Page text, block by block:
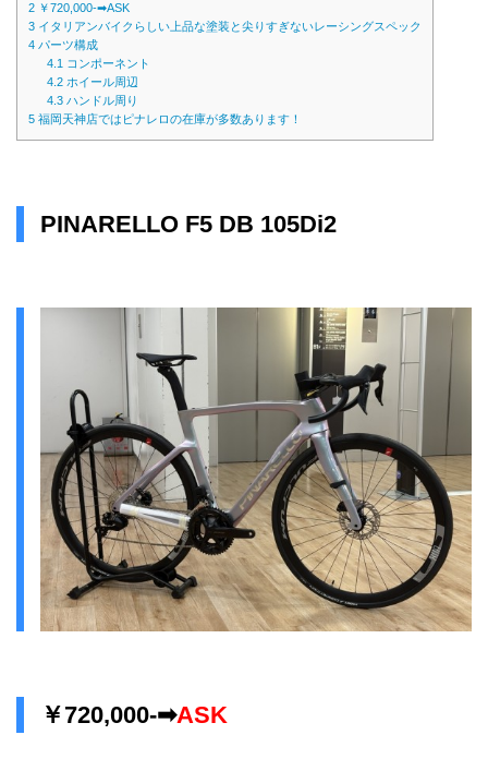
2 ￥720,000-➡ASK
3 イタリアンバイクらしい上品な塗装と尖りすぎないレーシングスペック
4 パーツ構成
4.1
コンポーネント
4.2 ホイール周辺
4.3 ハンドル周り
5 福岡天神店ではピナレロの在庫が多数あります！
PINARELLO F5 DB 105Di2
￥720,000-➡ASK